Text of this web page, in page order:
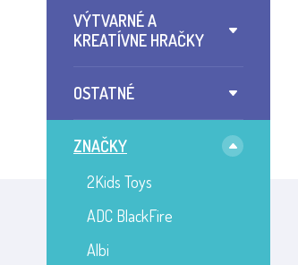
VÝTVARNÉ A
KREATÍVNE HRAČKY
OSTATNÉ
ZNAČKY
2Kids Toys
ADC BlackFire
Albi